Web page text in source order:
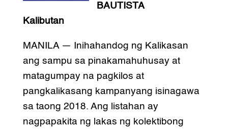
BAUTISTA
Kalibutan
MANILA — Inihahandog ng Kalikasan
ang sampu sa pinakamahuhusay at
matagumpay na pagkilos at
pangkalikasang kampanyang isinagawa
sa taong 2018. Ang listahan ay
nagpapakita ng lakas ng kolektibong